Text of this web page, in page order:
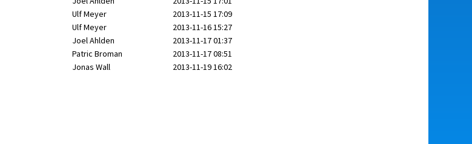
Ulf Meyer
2013-11-15 17:09
Ulf Meyer
2013-11-16 15:27
Joel Ahlden
2013-11-17 01:37
Patric Broman
2013-11-17 08:51
Jonas Wall 2013-11-19 16:02